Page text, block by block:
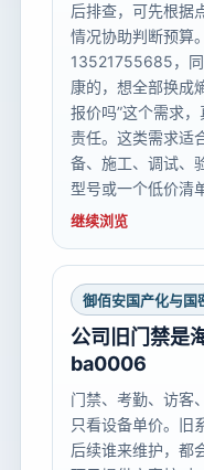
后排查，可先根据
情况协助判断预算
13521755685，
康的，想全部换成
报价吗”这个需求
责任。这类需求适
备、施工、调试、
型号或一个低价清
继续浏览
御佰安国产化与国
公司旧门禁是
ba0006
门禁、考勤、访客
只看设备单价。旧
后续谁来维护，都